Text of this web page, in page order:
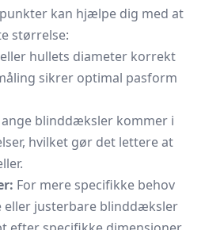
kan hjælpe dig med at
størrelse:
hullets diameter korrekt
sikrer optimal pasform
blinddæksler kommer i
hvilket gør det lettere at
For mere specifikke behov
eller justerbare blinddæksler